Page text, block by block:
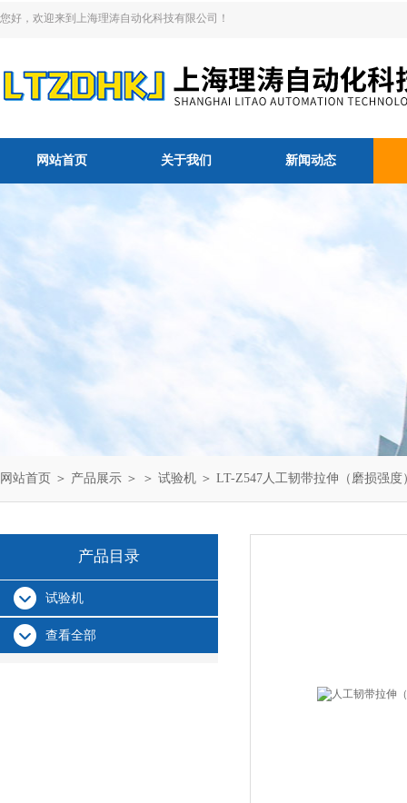
您好，欢迎来到上海理涛自动化科技有限公司！
网站首页 关于我们 新闻动态
网站首页 ＞ 产品展示 ＞ ＞ 试验机 ＞ LT-Z547人工韧带拉伸（磨损强
产品目录
试验机
查看全部